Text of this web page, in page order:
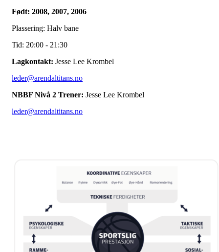
Født: 2008, 2007, 2006
Plassering: Halv bane
Tid: 20:00 - 21:30
Lagkontakt: Jesse Lee Krombel
leder@arendaltitans.no
NBBF Nivå 2 Trener: Jesse Lee Krombel
leder@arendaltitans.no